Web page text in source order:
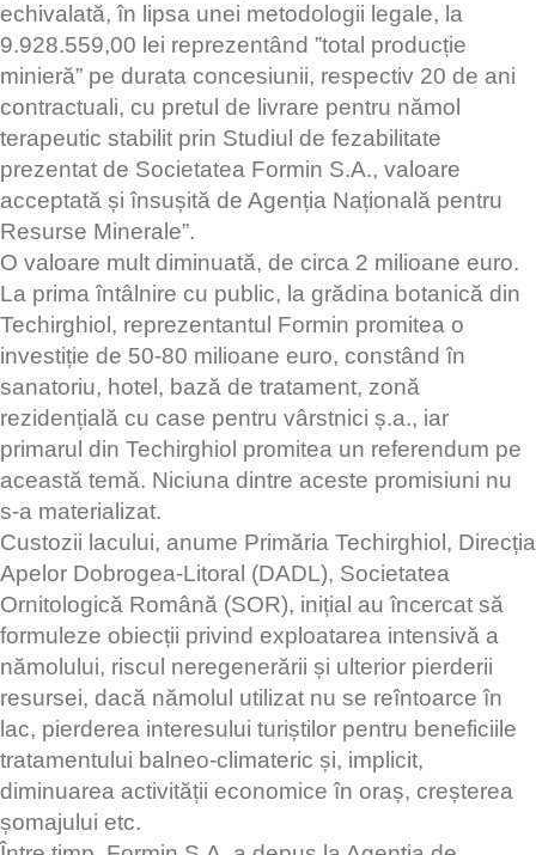
echivalată, în lipsa unei metodologii legale, la
9.928.559,00 lei reprezentând ”total producție
minieră” pe durata concesiunii, respectiv 20 de ani
contractuali, cu pretul de livrare pentru nămol
terapeutic stabilit prin Studiul de fezabilitate
prezentat de Societatea Formin S.A., valoare
acceptată și însușită de Agenția Națională pentru
Resurse Minerale”.
O valoare mult diminuată, de circa 2 milioane euro.
La prima întâlnire cu public, la grădina botanică din
Techirghiol, reprezentantul Formin promitea o
investiție de 50-80 milioane euro, constând în
sanatoriu, hotel, bază de tratament, zonă
rezidențială cu case pentru vârstnici ș.a., iar
primarul din Techirghiol promitea un referendum pe
această temă. Niciuna dintre aceste promisiuni nu
s-a materializat.
Custozii lacului, anume Primăria Techirghiol, Direcția
Apelor Dobrogea-Litoral (DADL), Societatea
Ornitologică Română (SOR), inițial au încercat să
formuleze obiecții privind exploatarea intensivă a
nămolului, riscul neregenerării și ulterior pierderii
resursei, dacă nămolul utilizat nu se reîntoarce în
lac, pierderea interesului turiștilor pentru beneficiile
tratamentului balneo-climateric și, implicit,
diminuarea activității economice în oraș, creșterea
șomajului etc.